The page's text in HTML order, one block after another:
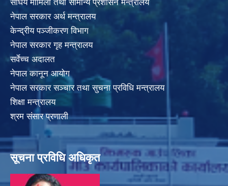
संघिय मामिला तथा सामान्य प्रशासन मन्त्रालय
नेपाल सरकार अर्थ मन्त्रालय
केन्द्रीय पञ्जीकरण विभाग
नेपाल सरकार गृह मन्त्रालय
सर्वेच्च अदालत
नेपाल कानून आयोग
नेपाल सरकार सञ्चार तथा सुचना प्रविधि मन्त्रालय
शिक्षा मन्त्रालय
श्रम संसार प्रणाली
सूचना प्रविधि अधिकृत